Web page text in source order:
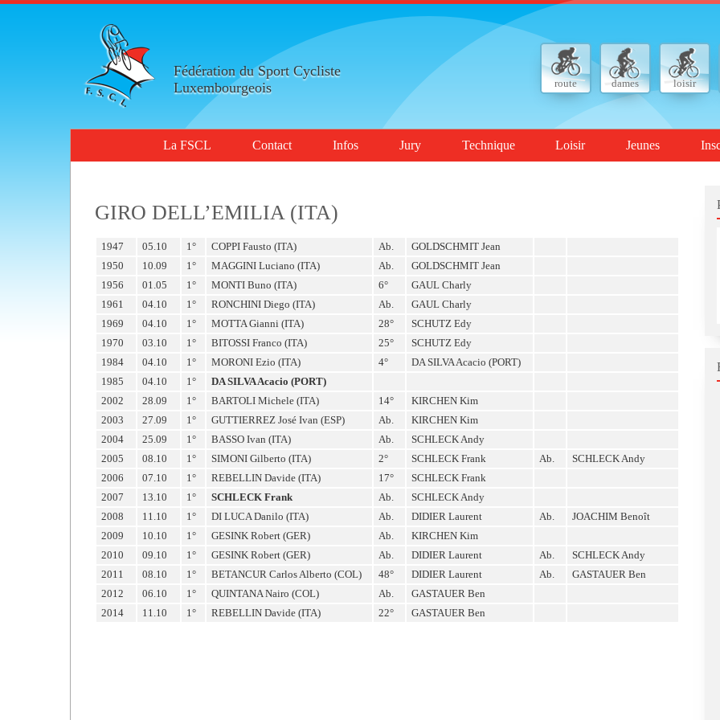
Fédération du Sport Cycliste
Luxembourgeois
route dames loisir
La FSCL Contact Infos Jury Technique Loisir Jeunes
GIRO DELL’EMILIA (ITA)
1947 05.10 1° COPPI Fausto (ITA) Ab.
GOLDSCHMIT Jean
1950
10.09 1° MAGGINI Luciano (ITA) Ab.
GOLDSCHMIT Jean
1956
01.05 1° MONTI Buno (ITA) 6°
GAUL Charly
1961
04.10 1° RONCHINI Diego (ITA) Ab.
GAUL Charly
1969
04.10 1° MOTTA Gianni (ITA) 28°
SCHUTZ Edy
1970
03.10 1° BITOSSI Franco (ITA) 25°
SCHUTZ Edy
1984
04.10 1° MORONI Ezio (ITA) 4°
DA SILVA Acacio (PORT)
1985
04.10 1°
DA SILVA Acacio (PORT)
2002
28.09 1° BARTOLI Michele (ITA) 14°
KIRCHEN Kim
2003
27.09 1° GUTTIERREZ José Ivan (ESP) Ab.
KIRCHEN Kim
2004
25.09 1° BASSO Ivan (ITA) Ab.
SCHLECK Andy
2005
08.10 1° SIMONI Gilberto (ITA) 2° SCHLECK Frank Ab.
SCHLECK Andy
2006
07.10 1° REBELLIN Davide (ITA) 17°
SCHLECK Frank
2007
13.10 1° SCHLECK Frank Ab.
SCHLECK Andy
2008
11.10 1° DI LUCA Danilo (ITA) Ab. DIDIER Laurent Ab.
JOACHIM Benoît
2009
10.10 1° GESINK Robert (GER) Ab.
KIRCHEN Kim
2010
09.10 1° GESINK Robert (GER) Ab. DIDIER Laurent Ab.
SCHLECK Andy
2011
08.10 1° BETANCUR Carlos Alberto (COL) 48° DIDIER Laurent Ab.
GASTAUER Ben
2012
06.10 1° QUINTANA Nairo (COL) Ab.
GASTAUER Ben
2014
11.10 1° REBELLIN Davide (ITA) 22° GASTAUER Ben